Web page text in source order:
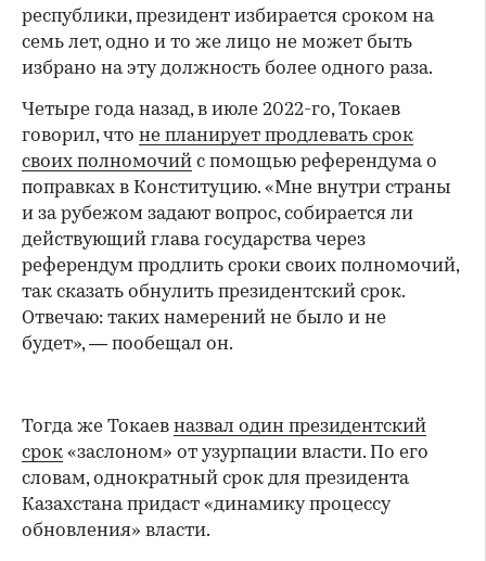
республики, президент избирается сроком на
семь лет, одно и то же лицо не может быть
избрано на эту должность более одного раза.
Четыре года назад, в июле 2022-го, Токаев
говорил, что не планирует продлевать срок
своих полномочий с помощью референдума о
поправках в Конституцию. «Мне внутри страны
и за рубежом задают вопрос, собирается ли
действующий глава государства через
референдум продлить сроки своих полномочий,
так сказать обнулить президентский срок.
Отвечаю: таких намерений не было и не
будет», — пообещал он.
Тогда же Токаев назвал один президентский
срок «заслоном» от узурпации власти. По его
словам, однократный срок для президента
Казахстана придаст «динамику процессу
обновления» власти.